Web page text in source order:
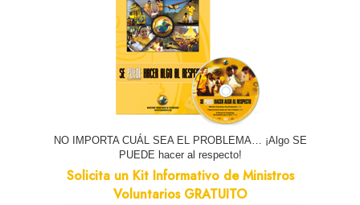
NO IMPORTA CUÁL SEA EL PROBLEMA… ¡Algo SE
PUEDE hacer al respecto!
Solicita un Kit Informativo de Ministros
Voluntarios GRATUITO